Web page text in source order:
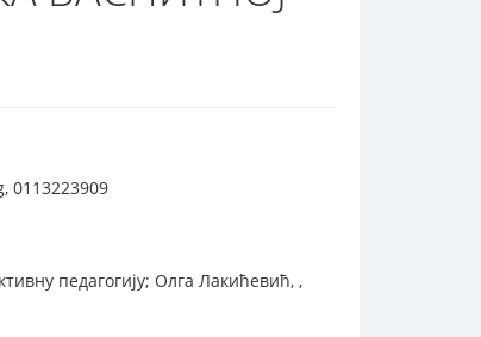
0113223909
педагогију; Олга Лакићевић, ,